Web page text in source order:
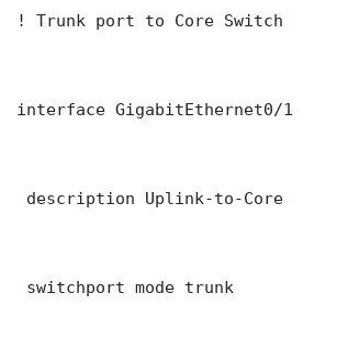
! Trunk port to Core Switch
interface GigabitEthernet0/1
description Uplink-to-Core
switchport mode trunk